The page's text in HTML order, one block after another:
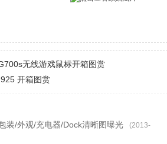
无线游戏鼠标开箱图赏
开箱图赏
装/外观/充电器/Dock清晰图曝光
(2013-